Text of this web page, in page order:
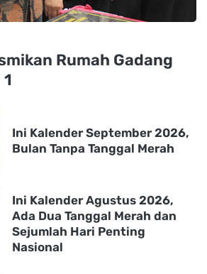
Rumah Gadang
Ini Kalender September 2026,
Bulan Tanpa Tanggal Merah
Ini Kalender Agustus 2026,
Ada Dua Tanggal Merah dan
Sejumlah Hari Penting
Nasional